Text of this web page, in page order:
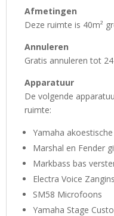
Afmetingen
Deze ruimte is 40m²
Annuleren
Gratis annuleren tot
Apparatuur
De volgende
ruimte:
Yamaha
Marshal en Fender
Markbass bas
Electra Voice
SM58 Microfoons
Yamaha Stage